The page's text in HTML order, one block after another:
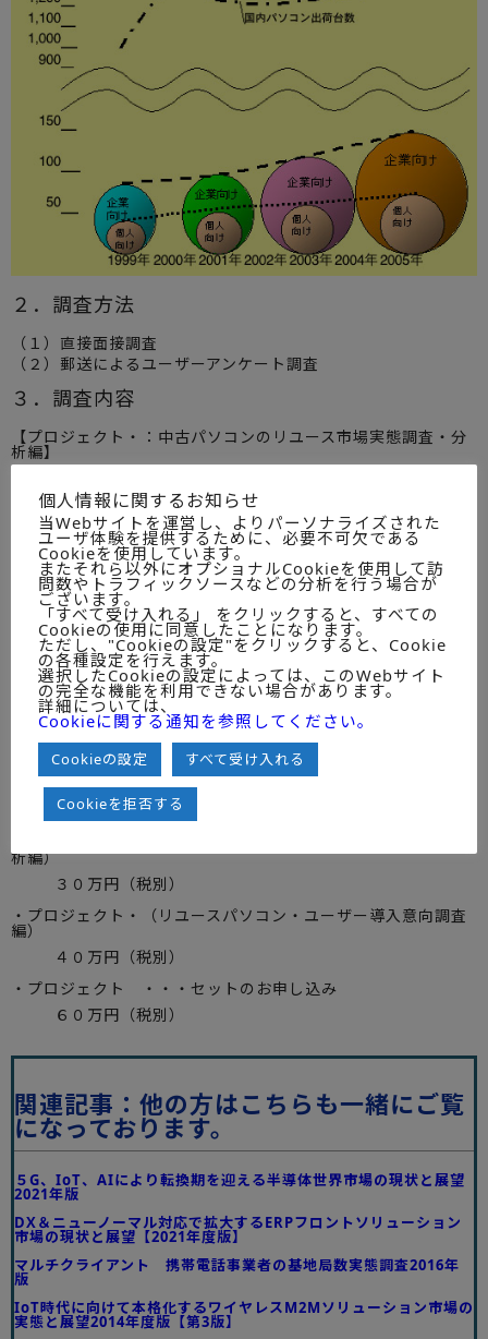
２．調査方法
（１）直接面接調査
（２）郵送によるユーザーアンケート調査
３．調査内容
【プロジェクト・：中古パソコンのリユース市場実態調査・分
析編】
市場動向
(1)中古パソコン・リユース市場規模･中期予測
(2)リユースパソコン再販チャネル
(3)需要動向
(4)リユースパソコン・サポート実態 ｅｔｃ．
【プロジェクト・：リユースパソコン・ユーザー導入意向調査
編】
※従業員100人以上の企業200社のアンケート調査
（100～300人未満：約100社、300～1000人未満：約50
社、1000人以上：約50社）
４．調査･分析期間
２００２年５月～６月
５．調査参加費用
析編）
３０万円（税別）
・プロジェクト・（リユースパソコン・ユーザー導入意向調査
編）
４０万円（税別）
・プロジェクト ・・・セットのお申し込み
６０万円（税別）
関連記事：他の方はこちらも一緒にご覧
になっております。
５G、IoT、AIにより転換期を迎える半導体世界市場の現状と展望
2021年版
DX＆ニューノーマル対応で拡大するERPフロントソリューション
市場の現状と展望【2021年度版】
マルチクライアント 携帯電話事業者の基地局数実態調査2016年
版
IoT時代に向けて本格化するワイヤレスM2Mソリューション市場の
実態と展望2014年度版【第3版】
個人情報に関するお知らせ
当Webサイトを運営し、よりパーソナライズされた
ユーザ体験を提供するために、必要不可欠である
Cookieを使用しています。
またそれら以外にオプショナルCookieを使用して訪
問数やトラフィックソースなどの分析を行う場合が
ございます。
「すべて受け入れる」 をクリックすると、すべての
Cookieの使用に同意したことになります。
ただし、"Cookieの設定"をクリックすると、Cookie
の各種設定を行えます。
選択したCookieの設定によっては、このWebサイト
の完全な機能を利用できない場合があります。
詳細については、
Cookieに関する通知を参照してください。
Cookieの設定 すべて受け入れる
Cookieを拒否する